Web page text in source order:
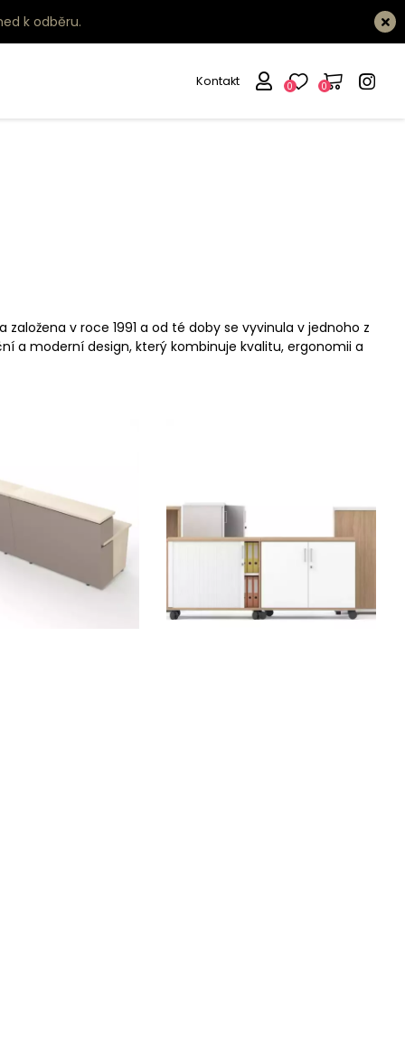
k odběru.
Kontakt 0 0
v roce 1991 a od té doby se vyvinula v jednoho z
a moderní design, který kombinuje kvalitu, ergonomii a